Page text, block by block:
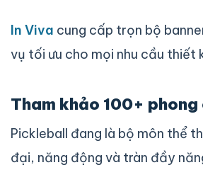
In Viva cung cấp trọn bộ
vụ tối ưu cho mọi nhu cầu thiết
Tham khảo 100+
Pickleball đang là bộ môn thể
đại, năng động và tràn đầy